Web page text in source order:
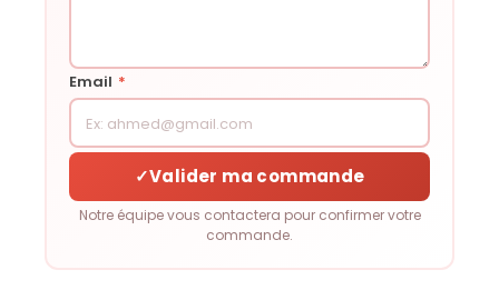
Email *
✓Valider ma commande
Notre équipe vous contactera pour confirmer votre
commande.